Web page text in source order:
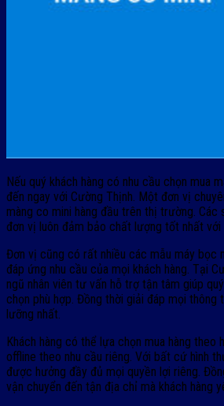
Nếu quý khách hàng có nhu cầu chọn mua
đến ngay với Cường Thịnh. Một đơn vị
màng co mini hàng đầu trên thị trường. Các
đơn vị luôn đảm bảo chất lượng tốt nhất với
Đơn vị cũng có rất nhiều các mẫu máy bọc
đáp ứng nhu cầu của mọi khách hàng. Tại
ngũ nhân viên tư vấn hỗ trợ tận tâm giúp
chọn phù hợp. Đồng thời giải đáp mọi thông
lưỡng nhất.
Khách hàng có thể lựa chọn mua hàng theo
offline theo nhu cầu riêng. Với bất cứ hình
được hưởng đầy đủ mọi quyền lợi riêng.
vận chuyển đến tận địa chỉ mà khách hàng